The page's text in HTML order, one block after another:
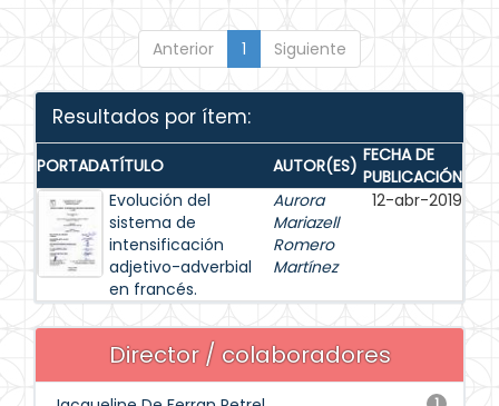
Anterior 1 Siguiente
Resultados por ítem:
PORTADATÍTULO AUTOR(ES) FECHA DE
PUBLICACIÓN
Evolución del
sistema de
intensificación
adjetivo-adverbial
en francés.
Aurora
Mariazell
Romero
Martínez
12-abr-2019
Director / colaboradores